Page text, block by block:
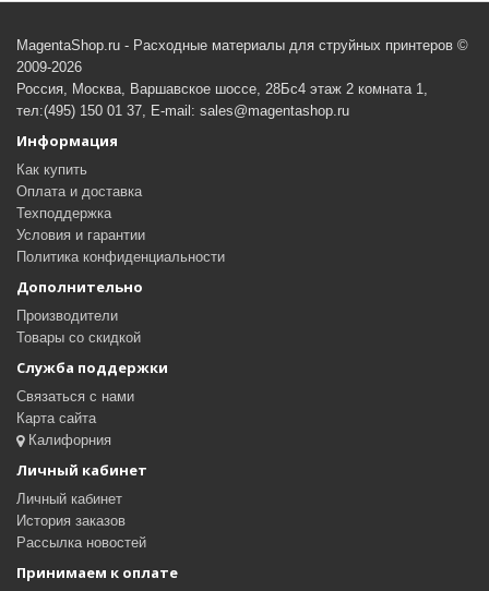
MagentaShop.ru - Расходные материалы для струйных принтеров ©
2009-2026
Россия, Москва, Варшавское шоссе, 28Бс4 этаж 2 комната 1,
тел:(495) 150 01 37, E-mail: sales@magentashop.ru
Информация
Как купить
Оплата и доставка
Техподдержка
Условия и гарантии
Политика конфиденциальности
Дополнительно
Производители
Товары со скидкой
Служба поддержки
Связаться с нами
Карта сайта
Калифорния
Личный кабинет
Личный кабинет
История заказов
Рассылка новостей
Принимаем к оплате